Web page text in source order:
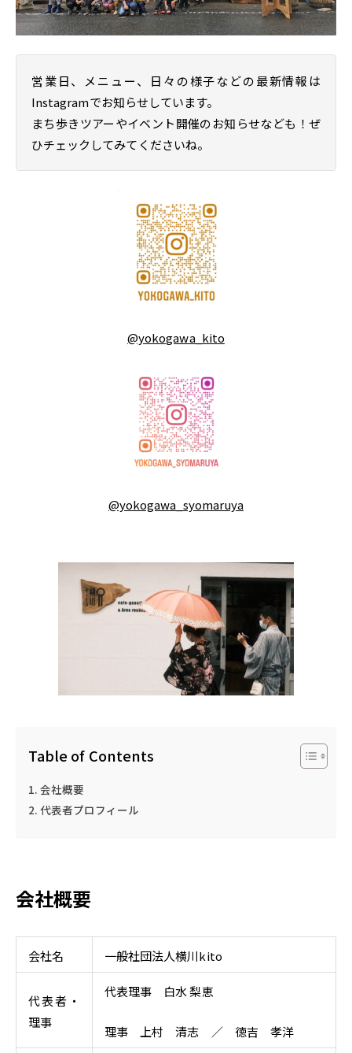
営業日、メニュー、日々の様子などの最新情報は
Instagramでお知らせしています。
まち歩きツアーやイベント開催のお知らせなども！ぜ
ひチェックしてみてくださいね。
@yokogawa_kito
@yokogawa_syomaruya
Table of Contents
会社概要
代表者プロフィール
会社概要
会社名 一般社団法人横川kito
代表者・
理事
代表理事 白水 梨恵
理事 上村 清志 ／ 徳吉 孝洋